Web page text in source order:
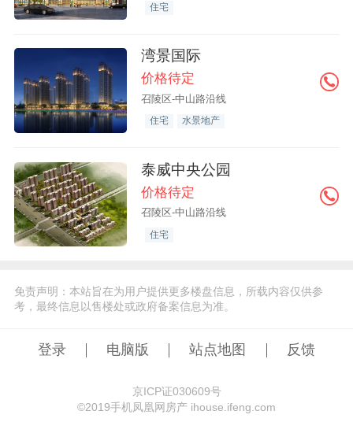
住宅
湾景国际
价格待定
召陵区-中山路沿线
住宅 水景地产
泰威中央公园
价格待定
召陵区-中山路沿线
住宅
免责声明：本站旨在为用户提供更多楼盘信息，所载内容仅供参
考，最终信息以售楼处或政府备案信息为准。
登录 电脑版 站点地图 反馈
京ICP证030609号
©️2019手机凤凰网房产 ihouse.ifeng.com